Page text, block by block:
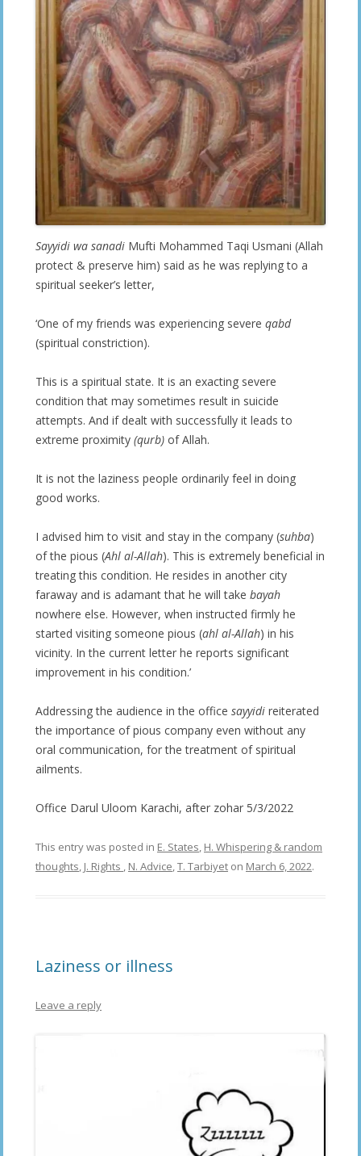
Sayyidi wa sanadi Mufti Mohammed Taqi Usmani (Allah
protect & preserve him) said as he was replying to a
spiritual seeker’s letter,
‘One of my friends was experiencing severe qabd
(spiritual constriction).
This is a spiritual state. It is an exacting severe
condition that may sometimes result in suicide
attempts. And if dealt with successfully it leads to
extreme proximity (qurb) of Allah.
It is not the laziness people ordinarily feel in doing
good works.
I advised him to visit and stay in the company (suhba)
of the pious (Ahl al-Allah). This is extremely beneficial in
treating this condition. He resides in another city
faraway and is adamant that he will take bayah
nowhere else. However, when instructed firmly he
started visiting someone pious (ahl al-Allah) in his
vicinity. In the current letter he reports significant
improvement in his condition.’
Addressing the audience in the office sayyidi reiterated
the importance of pious company even without any
oral communication, for the treatment of spiritual
ailments.
Office Darul Uloom Karachi, after zohar 5/3/2022
This entry was posted in E. States, H. Whispering & random
thoughts, J. Rights , N. Advice,T. Tarbiyet on March 6, 2022.
Laziness or illness
Leave a reply